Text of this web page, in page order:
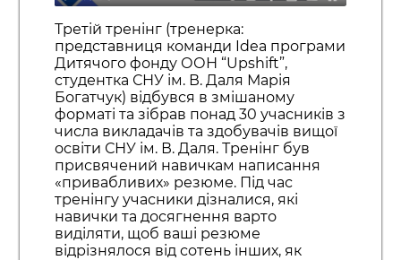
Третій тренінг (тренерка:
представниця команди Idea програми
Дитячого фонду ООН “Upshift”,
студентка СНУ ім. В. Даля Марія
Богатчук) відбувся в змішаному
форматі та зібрав понад 30 учасників з
числа викладачів та здобувачів вищої
освіти СНУ ім. В. Даля. Тренінг був
присвячений навичкам написання
«привабливих» резюме. Під час
тренінгу учасники дізналися, які
навички та досягнення варто
виділяти, щоб ваші резюме
відрізнялося від сотень інших, як